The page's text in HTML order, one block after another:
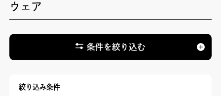
ウェア
条件を絞り込む
絞り込み条件